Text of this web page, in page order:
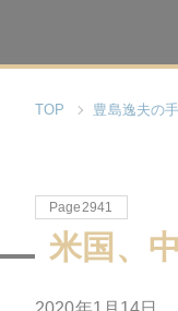
TOP 豊島逸夫の
Page2941
米国、